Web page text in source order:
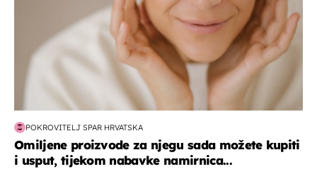
POKROVITELJ SPAR HRVATSKA
Omiljene proizvode za njegu sada možete kupiti
i usput, tijekom nabavke namirnica...